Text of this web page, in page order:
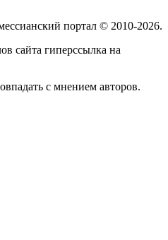
портал © 2010-2026.
сайта гиперссылка на
с мнением авторов.